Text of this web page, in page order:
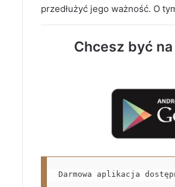
przedłużyć jego ważność. O
Chcesz być
Darmowa aplikacja